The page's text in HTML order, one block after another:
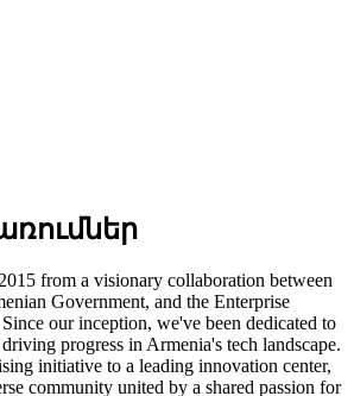
from a visionary collaboration between
Government, and the Enterprise
our inception, we've been dedicated to
progress in Armenia's tech landscape.
initiative to a leading innovation center,
community united by a shared passion for